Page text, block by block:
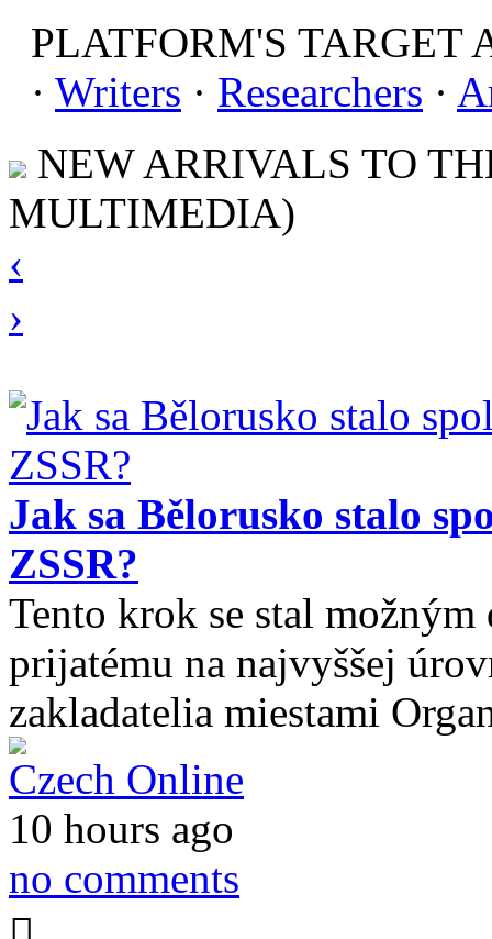
PLATFORM'S TARGET
· Writers · Researchers ·
NEW ARRIVALS TO
MULTIMEDIA)
‹
›
Jak sa Bělorusko stalo
ZSSR?
Tento krok se stal
prijatému na najvyššej
zakladatelia miestami
Czech Online
10 hours ago
no comments